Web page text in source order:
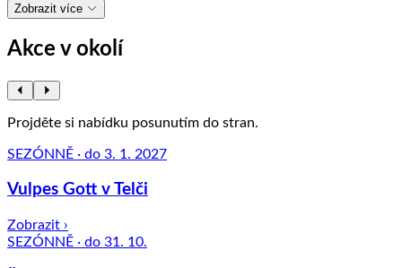
Zobrazit více
Akce v okolí
Projděte si nabídku posunutím do stran.
SEZÓNNĚ · do 3. 1. 2027
Vulpes Gott v Telči
Zobrazit ›
SEZÓNNĚ · do 31. 10.